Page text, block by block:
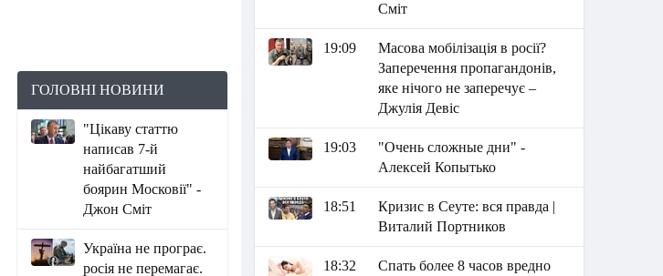
ГОЛОВНІ НОВИНИ
"Цікаву статтю
написав 7-й
найбагатший
боярин Московії" -
Джон Сміт
Україна не програє.
росія не перемагає.
Сміт
19:09
Масова мобілізація в росії?
Заперечення пропагандонів,
яке нічого не заперечує –
Джулія Девіс
19:03
"Очень сложные дни" -
Алексей Копытько
18:51
Кризис в Сеуте: вся правда |
Виталий Портников
18:32 Спать более 8 часов вредно